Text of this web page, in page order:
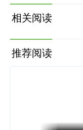
相关阅读
推荐阅读